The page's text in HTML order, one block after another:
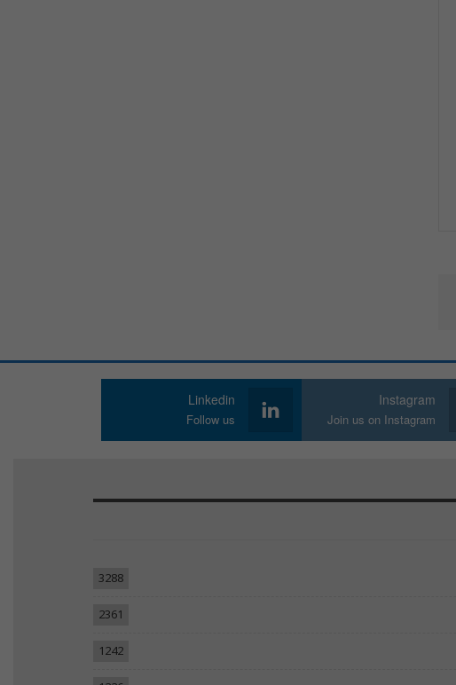
Instagram
Join us on Instagram
Linkedin
Follow us
3288
2361
1242